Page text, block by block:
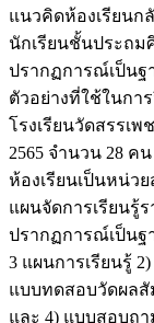
แนวคิดห้องเรียนก
นักเรียนชั้นประถม
ปรากฏการณ์เป็นฐ
ตัวอย่างที่ใช้ในกา
โรงเรียนวัดสรรเ
2565 จำนวน 28 ค
ห้องเรียนเป็นหน่ว
แผนจัดการเรียนรู้
ปรากฏการณ์เป็นฐ
3 แผนการเรียนรู้
แบบทดสอบวัดผลสั
และ 4) แบบสอบถ